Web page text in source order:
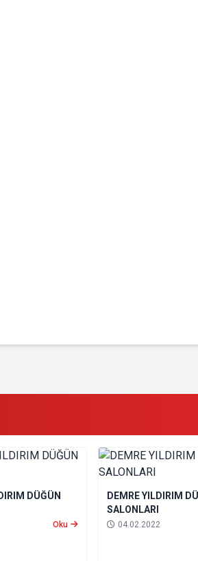
DÜĞÜN
Oku
DEMRE YILDIRIM
SALONLARI
04.02.2022